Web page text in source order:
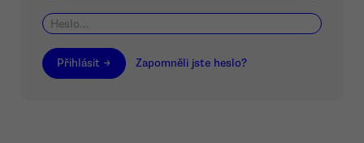
Přihlásit → Zapomněli jste heslo?